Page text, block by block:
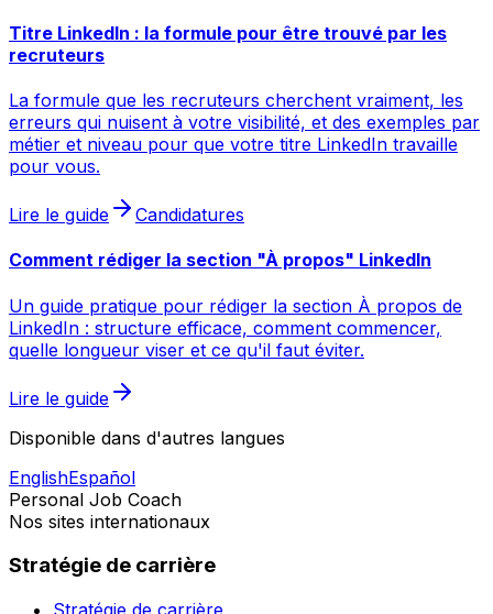
Titre LinkedIn : la formule pour être trouvé par les
recruteurs
La formule que les recruteurs cherchent vraiment, les
erreurs qui nuisent à votre visibilité, et des exemples par
métier et niveau pour que votre titre LinkedIn travaille
pour vous.
Lire le guide Candidatures
Comment rédiger la section "À propos" LinkedIn
Un guide pratique pour rédiger la section À propos de
LinkedIn : structure efficace, comment commencer,
quelle longueur viser et ce qu'il faut éviter.
Lire le guide
Disponible dans d'autres langues
EnglishEspañol
Personal Job Coach
Nos sites internationaux
Stratégie de carrière